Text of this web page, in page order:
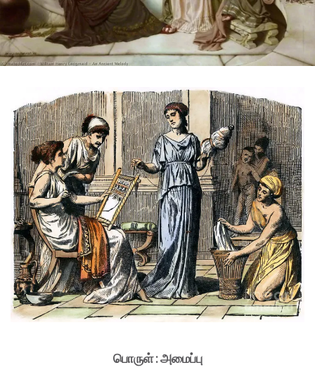
பொருள் : அமைப்பு